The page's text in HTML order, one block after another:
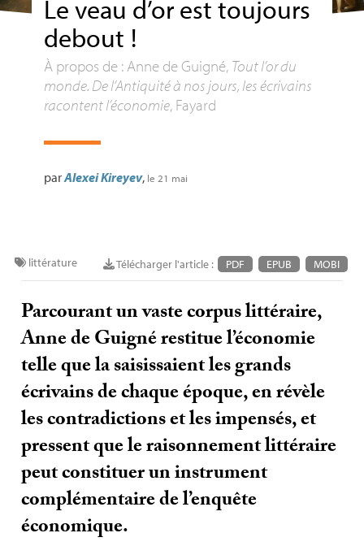
Le veau d’or est toujours
debout !
À propos de : Anne de Guigné, Tout l’or du
monde. De l’Antiquité à nos jours, les écrivains
racontent l’économie, Fayard
parAlexei Kireyev, le 21 mai
Télécharger l'article : PDF EPUB MOBI
littérature
Parcourant un vaste corpus littéraire,
Anne de Guigné restitue l’économie
telle que la saisissaient les grands
écrivains de chaque époque, en révèle
les contradictions et les impensés, et
pressent que le raisonnement littéraire
peut constituer un instrument
complémentaire de l’enquête
économique.